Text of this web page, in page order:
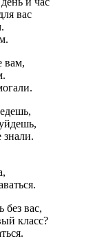
вас
вам,
без вас,
класс?